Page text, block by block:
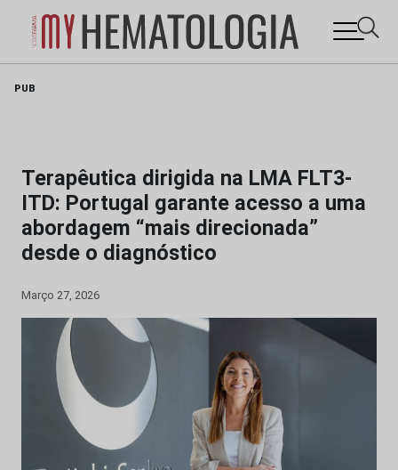
PUB
Terapêutica dirigida na LMA FLT3-
ITD: Portugal garante acesso a uma
abordagem “mais direcionada”
desde o diagnóstico
Março 27, 2026